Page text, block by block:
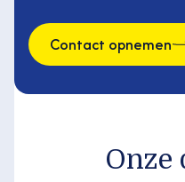
Contact opnemen
Onze